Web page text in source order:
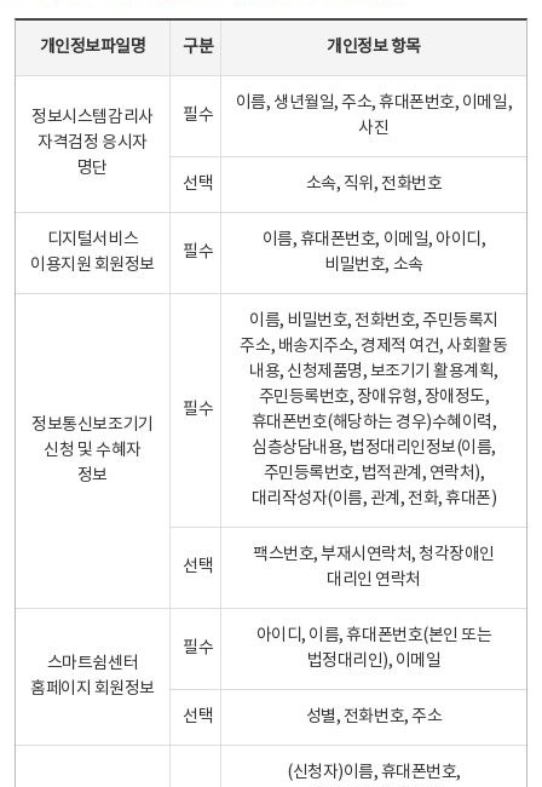
개인정보파일명 구분 개인정보 항목
정보시스템감리사
자격검정 응시자
명단
필수
이름, 생년월일, 주소, 휴대폰번호, 이메일,
사진
선택 소속, 직위, 전화번호
디지털서비스
이용지원 회원정보
필수
이름, 휴대폰번호, 이메일, 아이디,
비밀번호, 소속
정보통신보조기기
신청 및 수혜자
정보
필수
이름, 비밀번호, 전화번호, 주민등록지
주소, 배송지주소, 경제적 여건, 사회활동
내용, 신청제품명, 보조기기 활용계획,
주민등록번호, 장애유형, 장애정도,
휴대폰번호(해당하는 경우)수혜이력,
심층상담내용, 법정대리인정보(이름,
주민등록번호, 법적관계, 연락처),
대리작성자(이름, 관계, 전화, 휴대폰)
선택
팩스번호, 부재시연락처, 청각장애인
대리인 연락처
스마트쉼센터
홈페이지 회원정보
필수
아이디, 이름, 휴대폰번호(본인 또는
법정대리인), 이메일
선택 성별, 전화번호, 주소
(신청자)이름, 휴대폰번호,